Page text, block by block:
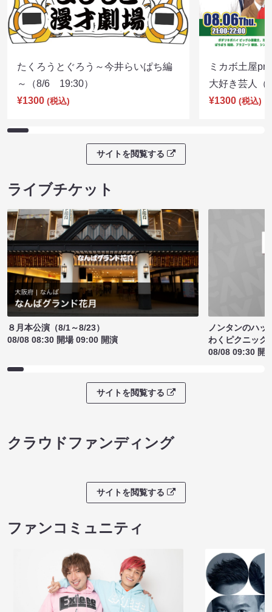
たくろうとぐろう～今井らいぱち編
～（8/6 19:30）
¥1300 (税込)
ミカボ土屋
大好き芸人
¥1300 (税込)
サイトを閲覧する
ライブチケット
８月本公演（8/1～8/23）
08/08 08:30 開場 09:00 開演
ノンタンのハッ
わくピクニック
08/08 09:30 開
サイトを閲覧する
クラウドファンディング
サイトを閲覧する
ファンコミュニティ